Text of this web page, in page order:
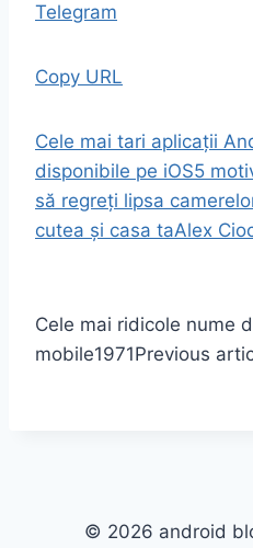
Telegram
Copy URL
Cele mai tari aplicații
disponibile pe iOS5
să regreți lipsa
cutea și casa taAlex
Cele mai ridicole nume
mobile1971Previous
© 2026 android